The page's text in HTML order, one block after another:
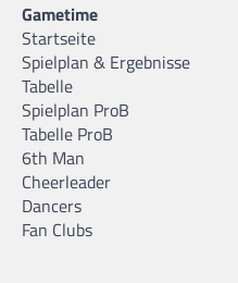
Gametime
Startseite
Spielplan & Ergebnisse
Tabelle
Spielplan ProB
Tabelle ProB
6th Man
Cheerleader
Dancers
Fan Clubs